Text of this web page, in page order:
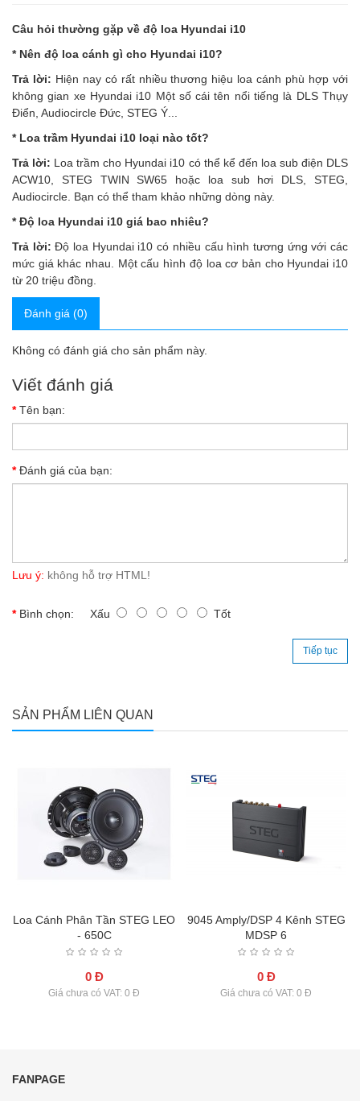
Câu hỏi thường gặp về độ loa Hyundai i10
* Nên độ loa cánh gì cho Hyundai i10?
Trả lời: Hiện nay có rất nhiều thương hiệu loa cánh phù hợp với
không gian xe Hyundai i10 Một số cái tên nổi tiếng là DLS Thụy
Điển, Audiocircle Đức, STEG Ý...
* Loa trầm Hyundai i10 loại nào tốt?
Trả lời: Loa trầm cho Hyundai i10 có thể kể đến loa sub điện DLS
ACW10, STEG TWIN SW65 hoặc loa sub hơi DLS, STEG,
Audiocircle. Bạn có thể tham khảo những dòng này.
* Độ loa Hyundai i10 giá bao nhiêu?
Trả lời:Độ loa Hyundai i10 có nhiều cấu hình tương ứng với các
mức giá khác nhau. Một cấu hình độ loa cơ bản cho Hyundai i10
từ 20 triệu đồng.
Đánh giá (0)
Không có đánh giá cho sản phẩm này.
Viết đánh giá
Tên bạn:
Đánh giá của bạn:
Lưu ý: không hỗ trợ HTML!
Bình chọn: Xấu Tốt
Tiếp tục
SẢN PHẨM LIÊN QUAN
Loa Cánh Phân Tần STEG LEO
- 650C
0 Đ
Giá chưa có VAT: 0 Đ
9045 Amply/DSP 4 Kênh STEG
MDSP 6
0 Đ
Giá chưa có VAT: 0 Đ
FANPAGE